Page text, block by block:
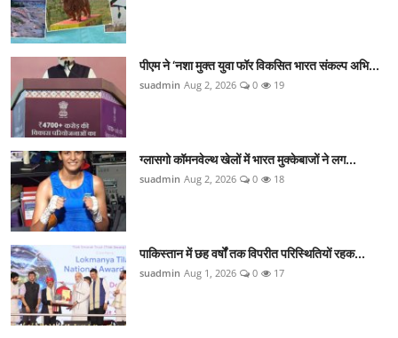
वीडियो
पीएम ने ‘नशा मुक्त युवा फॉर विकसित भारत संकल्प अभि...
suadmin Aug 2, 2026 0 19
ग्लासगो कॉमनवेल्थ खेलों में भारत मुक्केबाजों ने लग...
suadmin Aug 2, 2026 0 18
पाकिस्तान में छह वर्षों तक विपरीत परिस्थितियों रहक...
suadmin Aug 1, 2026 0 17